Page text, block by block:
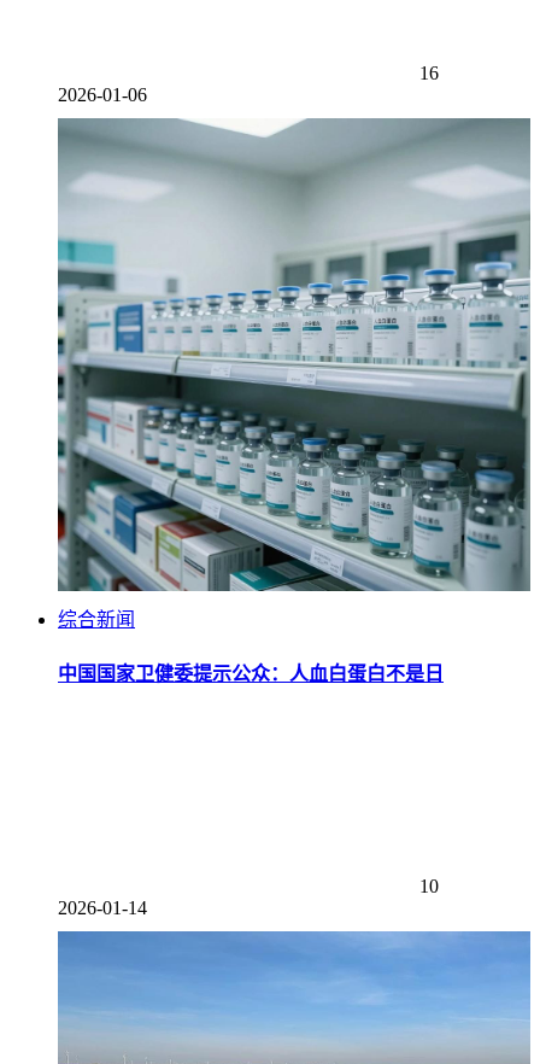
16
2026-01-06
综合新闻
中国国家卫健委提示公众：人血白蛋白不是日
10
2026-01-14